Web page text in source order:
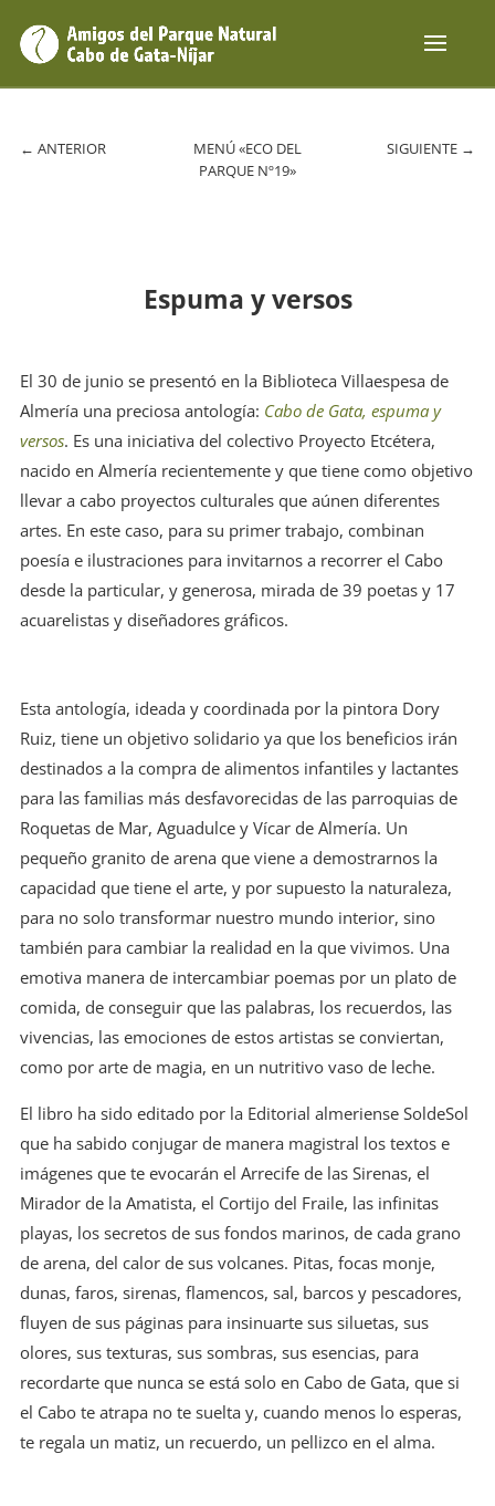
← ANTERIOR
MENÚ «ECO DEL
PARQUE Nº19»
SIGUIENTE →
Espuma y versos
El 30 de junio se presentó en la Biblioteca Villaespesa de
Almería una preciosa antología: Cabo de Gata, espuma y
versos. Es una iniciativa del colectivo Proyecto Etcétera,
nacido en Almería recientemente y que tiene como objetivo
llevar a cabo proyectos culturales que aúnen diferentes
artes. En este caso, para su primer trabajo, combinan
poesía e ilustraciones para invitarnos a recorrer el Cabo
desde la particular, y generosa, mirada de 39 poetas y 17
acuarelistas y diseñadores gráficos.
Esta antología, ideada y coordinada por la pintora Dory
Ruiz, tiene un objetivo solidario ya que los beneficios irán
destinados a la compra de alimentos infantiles y lactantes
para las familias más desfavorecidas de las parroquias de
Roquetas de Mar, Aguadulce y Vícar de Almería. Un
pequeño granito de arena que viene a demostrarnos la
capacidad que tiene el arte, y por supuesto la naturaleza,
para no solo transformar nuestro mundo interior, sino
también para cambiar la realidad en la que vivimos. Una
emotiva manera de intercambiar poemas por un plato de
comida, de conseguir que las palabras, los recuerdos, las
vivencias, las emociones de estos artistas se conviertan,
como por arte de magia, en un nutritivo vaso de leche.
El libro ha sido editado por la Editorial almeriense SoldeSol
que ha sabido conjugar de manera magistral los textos e
imágenes que te evocarán el Arrecife de las Sirenas, el
Mirador de la Amatista, el Cortijo del Fraile, las infinitas
playas, los secretos de sus fondos marinos, de cada grano
de arena, del calor de sus volcanes. Pitas, focas monje,
dunas, faros, sirenas, flamencos, sal, barcos y pescadores,
fluyen de sus páginas para insinuarte sus siluetas, sus
olores, sus texturas, sus sombras, sus esencias, para
recordarte que nunca se está solo en Cabo de Gata, que si
el Cabo te atrapa no te suelta y, cuando menos lo esperas,
te regala un matiz, un recuerdo, un pellizco en el alma.